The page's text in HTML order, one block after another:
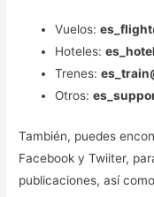
Vuelos:
Hoteles:
Trenes:
Otros:
También, puedes
Facebook y Twiiter,
publicaciones, así